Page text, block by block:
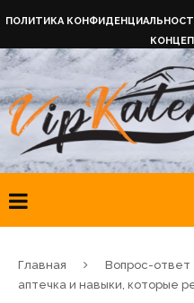
ПОЛИТИКА
Главная Вопрос-ответ
аптечка и навыки, которые